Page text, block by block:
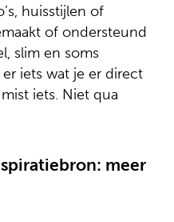
huisstijlen of
of ondersteund
slim en soms
iets wat je er direct
iets. Niet qua
meer